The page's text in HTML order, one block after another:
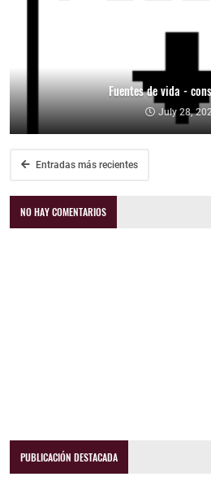
Fuentes de vida -
July 28,
Entradas más recientes
NO HAY COMENTARIOS
PUBLICACIÓN DESTACADA